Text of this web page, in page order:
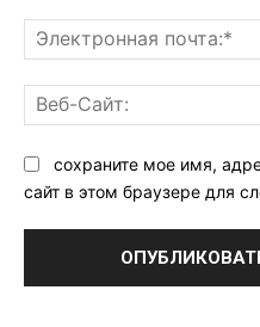
сохраните мое имя,
сайт в этом браузере для